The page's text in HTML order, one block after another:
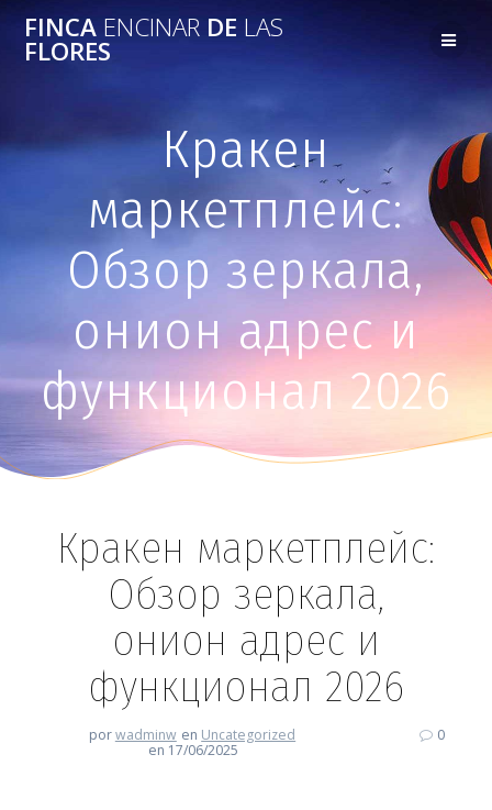
FINCA ENCINAR DE LAS
FLORES
Кракен
маркетплейс:
Обзор зеркала,
онион адрес и
функционал 2026
Кракен маркетплейс:
Обзор зеркала,
онион адрес и
функционал 2026
porwadminw en Uncategorized
en 17/06/2025
0